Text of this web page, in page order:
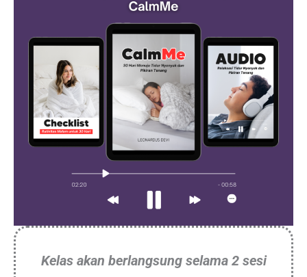
Kelas akan berlangsung selama 2 sesi